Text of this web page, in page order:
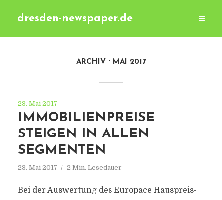
dresden-newspaper.de
ARCHIV MAI 2017
23. Mai 2017
IMMOBILIENPREISE
STEIGEN IN ALLEN
SEGMENTEN
23. Mai 2017 2 Min. Lesedauer
Bei der Auswertung des Europace Hauspreis-